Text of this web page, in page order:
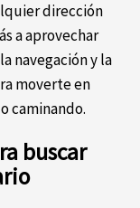
dirección
a aprovechar
navegación y la
moverte en
caminando.
buscar